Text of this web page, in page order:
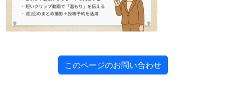
このページのお問い合わせ